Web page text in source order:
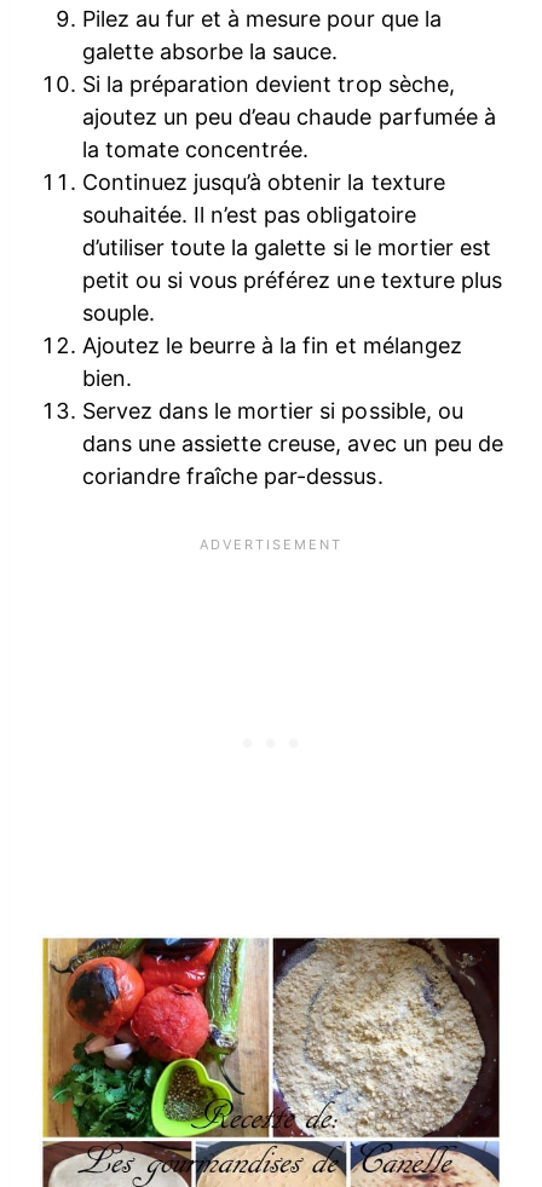
Pilez au fur et à mesure pour que la
galette absorbe la sauce.
Si la préparation devient trop sèche,
ajoutez un peu d’eau chaude parfumée à
la tomate concentrée.
Continuez jusqu’à obtenir la texture
souhaitée. Il n’est pas obligatoire
d’utiliser toute la galette si le mortier est
petit ou si vous préférez une texture plus
souple.
Ajoutez le beurre à la fin et mélangez
bien.
Servez dans le mortier si possible, ou
dans une assiette creuse, avec un peu de
coriandre fraîche par-dessus.